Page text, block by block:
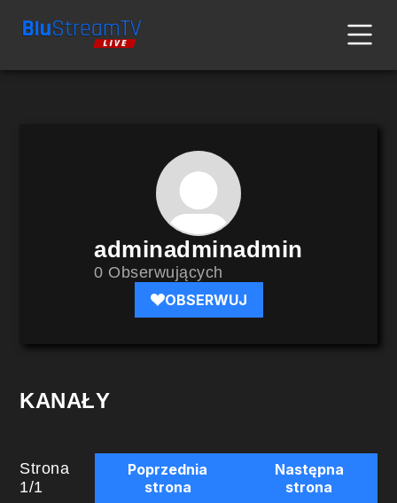
adminadminadmin
0 Obserwujących
OBSERWUJ
KANAŁY
Strona
1/1
Poprzednia
strona
Następna
strona